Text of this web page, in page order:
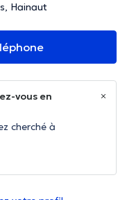
Hainaut
vous en
cherché à